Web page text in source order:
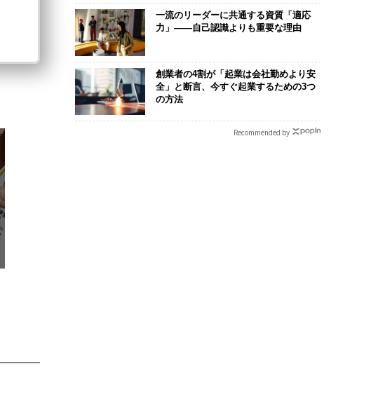
一流のリーダーに共通する資質「適応
力」——自己認識よりも重要な理由
創業者の4割が「起業は会社勤めより安
全」と断言、今すぐ起業するための3つ
の方法
Recommended by